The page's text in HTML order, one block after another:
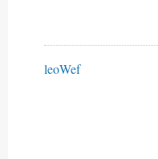
leoWef